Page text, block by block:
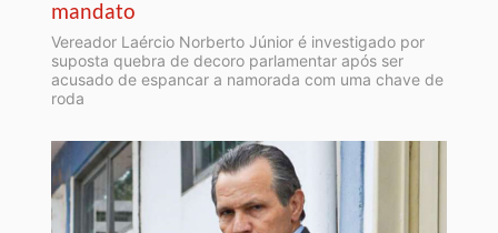
mandato
Vereador Laércio Norberto Júnior é investigado por
suposta quebra de decoro parlamentar após ser
acusado de espancar a namorada com uma chave de
roda